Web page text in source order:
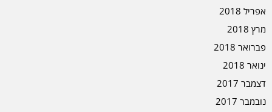
אפריל 2018
מרץ 2018
פברואר 2018
ינואר 2018
דצמבר 2017
נובמבר 2017